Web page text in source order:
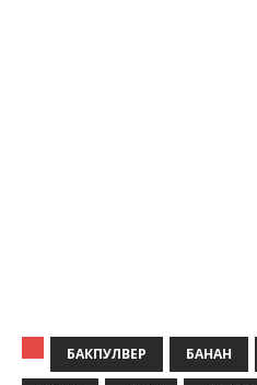
БАКПУЛВЕР БАНАН